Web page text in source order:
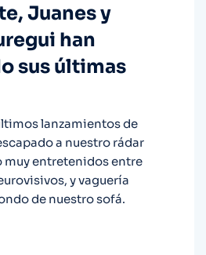
Juanes y
han
sus últimas
lanzamientos de
a nuestro rádar
muy entretenidos entre
y vaguería
de nuestro sofá.